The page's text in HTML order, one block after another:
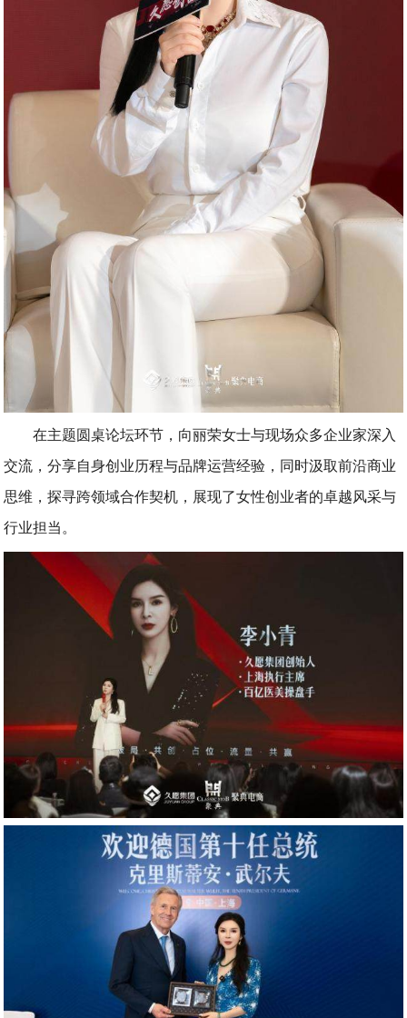
在主题圆桌论坛环节，向丽荣女士与现场众多企业家深入
交流，分享自身创业历程与品牌运营经验，同时汲取前沿商业
思维，探寻跨领域合作契机，展现了女性创业者的卓越风采与
行业担当。